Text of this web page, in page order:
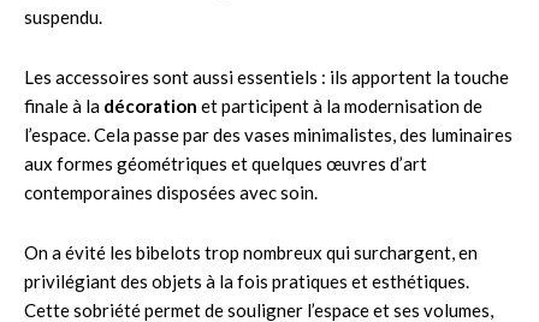
suspendu.
Les accessoires sont aussi essentiels : ils apportent la touche
finale à la décoration et participent à la modernisation de
l’espace. Cela passe par des vases minimalistes, des luminaires
aux formes géométriques et quelques œuvres d’art
contemporaines disposées avec soin.
On a évité les bibelots trop nombreux qui surchargent, en
privilégiant des objets à la fois pratiques et esthétiques.
Cette sobriété permet de souligner l’espace et ses volumes,